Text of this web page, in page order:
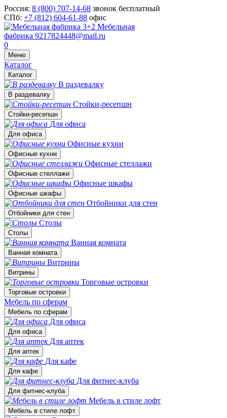
Россия: 8 (800) 707-14-68 звонок бесплатный
СПб: +7 (812) 604-61-88 офис
Мебельная
фабрика 9217824448@mail.ru
0
Меню
Каталог
Каталог
В раздевалку
В раздевалку
Стойки-ресепшн
Стойки-ресепшн
Для офиса
Для офиса
Офисные кухни
Офисные кухни
Офисные стеллажи
Офисные стеллажи
Офисные шкафы
Офисные шкафы
Отбойники для стен
Отбойники для стен
Столы
Столы
Ванная комната
Ванная комната
Витрины
Витрины
Торговые островки
Торговые островки
Мебель по сферам
Мебель по сферам
Для офиса
Для офиса
Для аптек
Для аптек
Для кафе
Для кафе
Для фитнес-клуба
Для фитнес-клуба
Мебель в стиле лофт
Мебель в стиле лофт